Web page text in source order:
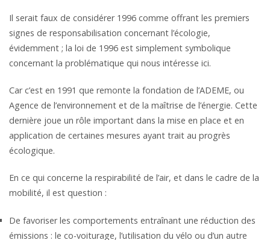
Il serait faux de considérer 1996 comme offrant les premiers
signes de responsabilisation concernant l’écologie,
évidemment ; la loi de 1996 est simplement symbolique
concernant la problématique qui nous intéresse ici.
Car c’est en 1991 que remonte la fondation de l’ADEME, ou
Agence de l’environnement et de la maîtrise de l’énergie. Cette
dernière joue un rôle important dans la mise en place et en
application de certaines mesures ayant trait au progrès
écologique.
En ce qui concerne la respirabilité de l’air, et dans le cadre de la
mobilité, il est question :
De favoriser les comportements entraînant une réduction des
émissions : le co-voiturage, l’utilisation du vélo ou d’un autre